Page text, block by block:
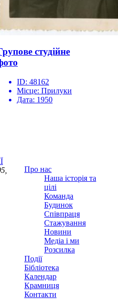
студійне
ID: 48162
Місце: Прилуки
Дата: 1950
Про нас
Наша історія та
цілі
Команда
Будинок
Співпраця
Стажування
Новини
Медіа і ми
Розсилка
Події
Бібліотека
Календар
Крамниця
Контакти